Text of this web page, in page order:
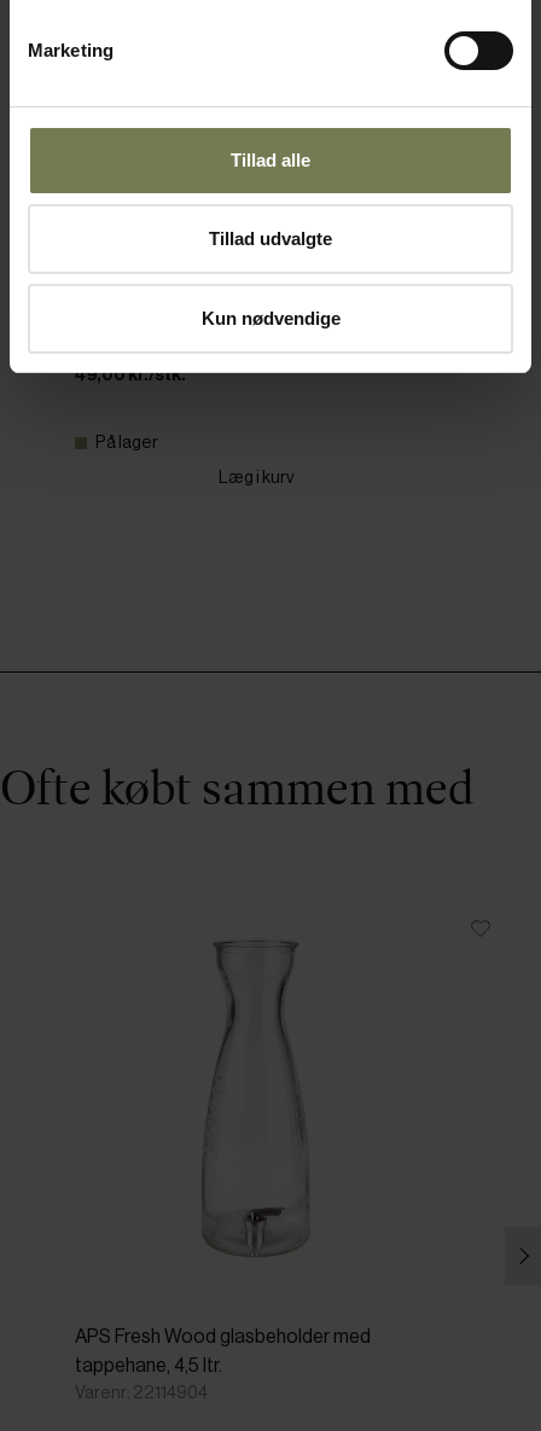
Marketing
Tillad alle
Tillad udvalgte
Kun nødvendige
Rivejern, pyramide, tynd
Din pris (ekskl. moms)
49,00 kr./stk.
På lager
Læg i kurv
Ofte købt sammen med
APS Fresh Wood glasbeholder med
tappehane, 4,5 ltr.
Varenr: 22114904